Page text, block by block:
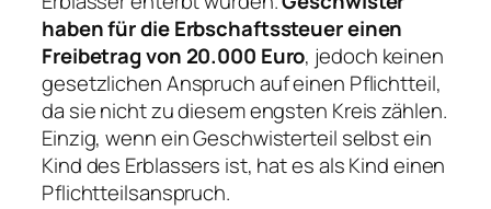
haben für die Erbschaftssteuer einen
Freibetrag von 20.000 Euro, jedoch keinen
gesetzlichen Anspruch auf einen Pflichtteil,
da sie nicht zu diesem engsten Kreis zählen.
Einzig, wenn ein Geschwisterteil selbst ein
Kind des Erblassers ist, hat es als Kind einen
Pflichtteilsanspruch.